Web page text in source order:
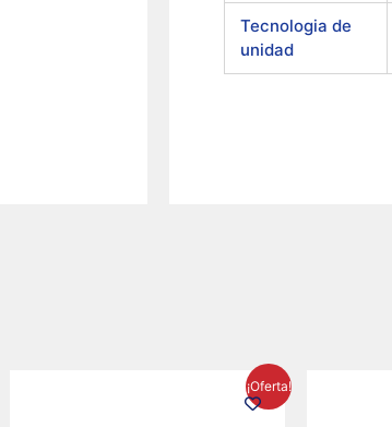
Tecnologia de
unidad
¡Oferta!
precio
actual